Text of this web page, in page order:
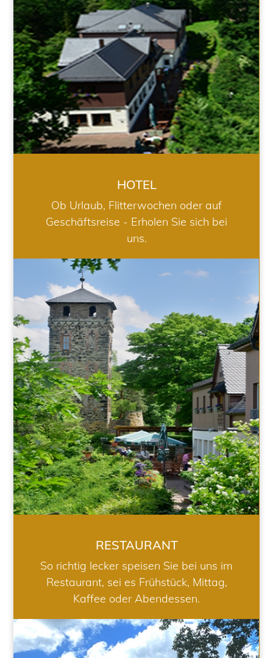
HOTEL
HOTEL
Ob Urlaub, Flitterwochen oder auf
Geschäftsreise - Erholen Sie sich bei
uns.
RESTAURANT
RESTAURANT
So richtig lecker speisen Sie bei uns im
Restaurant, sei es Frühstück, Mittag,
Kaffee oder Abendessen.